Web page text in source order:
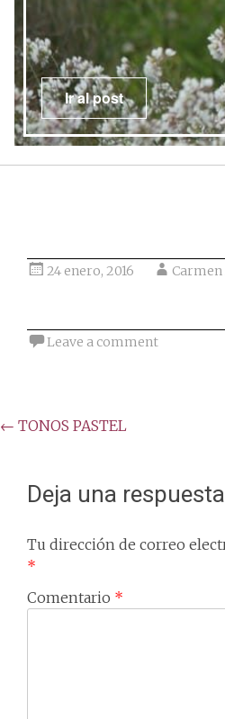
24 enero, 2016
Leave a comment
Post
← TONOS PASTEL
Deja una respuesta
Tu dirección de correo
*
Comentario *